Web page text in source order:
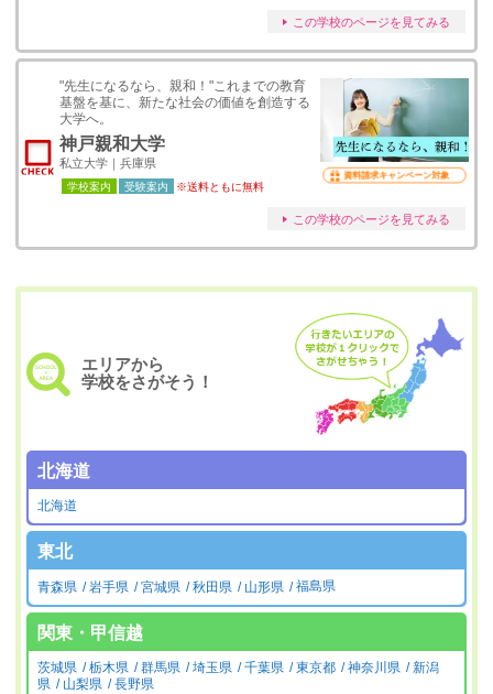
この学校のページを見てみる
"先生になるなら、親和！"これまでの教育
基盤を基に、新たな社会の価値を創造する
大学へ。
神戸親和大学
私立大学｜兵庫県
学校案内 受験案内 ※送料ともに無料
資料請求キャンペーン対象
この学校のページを見てみる
エリアから
学校をさがそう！
北海道
北海道
東北
青森県 岩手県 宮城県 秋田県 山形県 福島県
関東・甲信越
茨城県 栃木県 群馬県 埼玉県 千葉県 東京都 神奈川県
新潟
県
山梨県 長野県